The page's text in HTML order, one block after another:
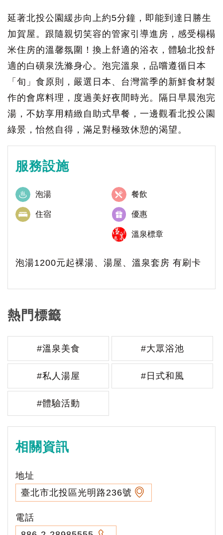
延著北投公園緩步向上約5分鐘，即能到達日勝生
加賀屋。跟隨親切笑容的管家引導進房，感受榻榻
米住房的溫馨氛圍！換上舒適的浴衣，體驗北投舒
適的白磺泉洗滌身心。泡完溫泉，品嚐遵循日本
「旬」食原則，嚴選日本、台灣當季的新鮮食材製
作的會席料理，度過美好夜間時光。隔日早晨泡完
湯，不妨享用精緻自助式早餐，一邊觀看北投公園
綠景，怡然自得，滿足對極致休憩的渴望。
服務設施
泡湯 餐飲
住宿 優惠
溫泉標章
泡湯1200元起裸湯、湯屋、溫泉套房 有刷卡
熱門標籤
#溫泉美食 #大眾浴池
#私人湯屋 #日式和風
#體驗活動
相關資訊
地址
臺北市北投區光明路236號
電話